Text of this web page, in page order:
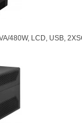
480W, LCD, USB,